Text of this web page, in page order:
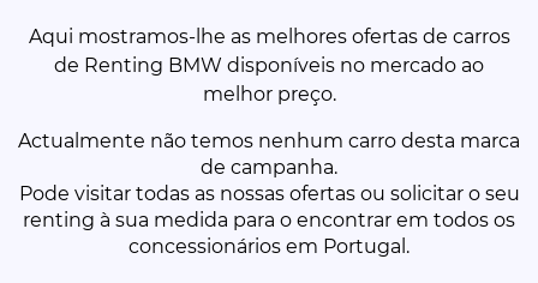
Aqui mostramos-lhe as melhores ofertas de carros
de Renting BMW disponíveis no mercado ao
melhor preço.
Actualmente não temos nenhum carro desta marca
de campanha.
Pode visitar todas as nossas ofertas ou solicitar o seu
renting à sua medida para o encontrar em todos os
concessionários em Portugal.